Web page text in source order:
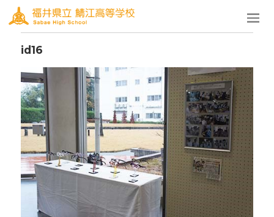
前の画像 次の画像
id16